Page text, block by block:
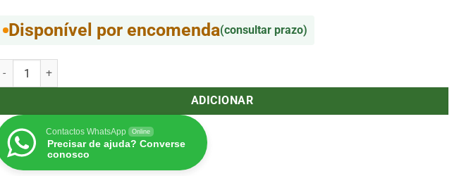
Disponível por encomenda(consultar prazo)
Quantidade de Frasco de Vidro com Tampa de Silicone BHO Qnubu 6ml
ADICIONAR
Contactos WhatsApp Online
Precisar de ajuda? Converse
conosco